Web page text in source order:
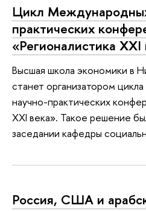
Цикл
практических
«Регионалистика XXI
Высшая школа экономики в
станет организатором
научно-практических
XXI века». Такое решение
заседании кафедры
Россия, США и